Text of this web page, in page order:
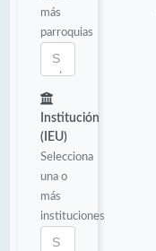
más
parroquias
Institución
(IEU)
Selecciona
una o
más
instituciones